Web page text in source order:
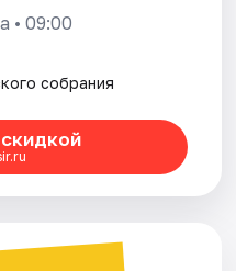
• 09:00
собрания